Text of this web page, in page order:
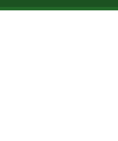
Skip to main content